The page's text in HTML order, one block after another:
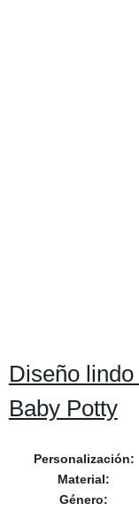
Diseño
Baby Potty
Personalización:
Material:
Género: